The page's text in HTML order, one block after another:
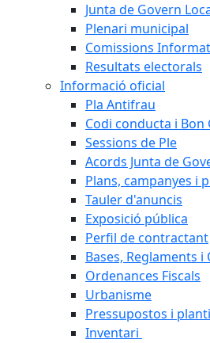
Junta de Govern
Plenari municipal
Comissions
Resultats electorals
Informació oficial
Pla Antifrau
Codi conducta i Bon
Sessions de Ple
Acords Junta de
Plans, campanyes i
Tauler d'anuncis
Exposició pública
Perfil de contractant
Bases, Reglaments
Ordenances Fiscals
Urbanisme
Pressupostos i
Inventari